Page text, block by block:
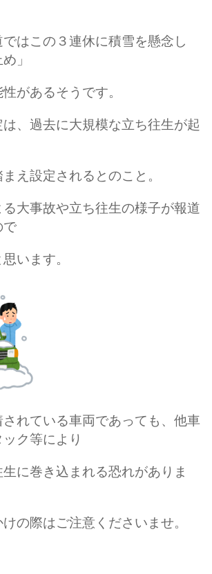
ではこの３連休に積雪を懸念し
」
があるそうです。
、過去に大規模な立ち往生が起
え設定されるとのこと。
大事故や立ち往生の様子が報道
で
います。
れている車両であっても、他車
ク等により
に巻き込まれる恐れがありま
の際はご注意くださいませ。